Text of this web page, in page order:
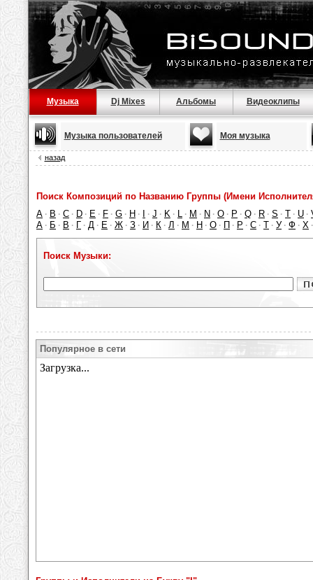
Музыка Dj Mixes Альбомы Видеоклипы
Музыка пользователей Моя музыка
назад
Поиск Композиций по Названию Группы (Имени
A · B · C · D · E · F · G · H · · J · K · L · M · N · O · P · Q · R · S · T · U ·
А · Б · В · Г · Д · Е · Ж · З · И · К · Л · М · Н · О · П · Р · С · Т · У · Ф · Х
Поиск Музыки:
Популярное в сети